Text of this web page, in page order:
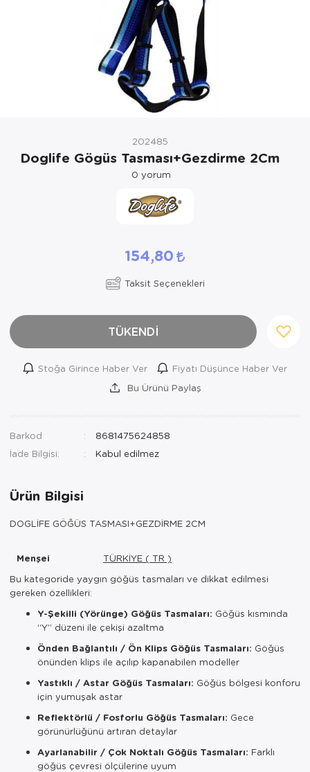
202485
Doglife Gögüs Tasması+Gezdirme 2Cm
0 yorum
154,80
Taksit Seçenekleri
TÜKENDİ
Stoğa Girince Haber Ver
Fiyatı Düşünce Haber Ver
Bu Ürünü Paylaş
Barkod
8681475624858
İade Bilgisi:
Ürün Bilgisi
DOGLİFE GÖĞÜS TASMASI+GEZDİRME 2CM
Menşei
TÜRKİYE ( TR )
Bu kategoride yaygın göğüs tasmaları ve dikkat edilmesi
gereken özellikleri:
Y-Şekilli (Yörünge) Göğüs Tasmaları: Göğüs kısmında
“Y” düzeni ile çekişi azaltma
Önden Bağlantılı / Ön Klips Göğüs Tasmaları: Göğüs
önünden klips ile açılıp kapanabilen modeller
Yastıklı / Astar Göğüs Tasmaları: Göğüs bölgesi konforu
için yumuşak astar
Reflektörlü / Fosforlu Göğüs Tasmaları: Gece
görünürlüğünü artıran detaylar
Ayarlanabilir / Çok Noktalı Göğüs Tasmaları: Farklı
göğüs çevresi ölçülerine uyum